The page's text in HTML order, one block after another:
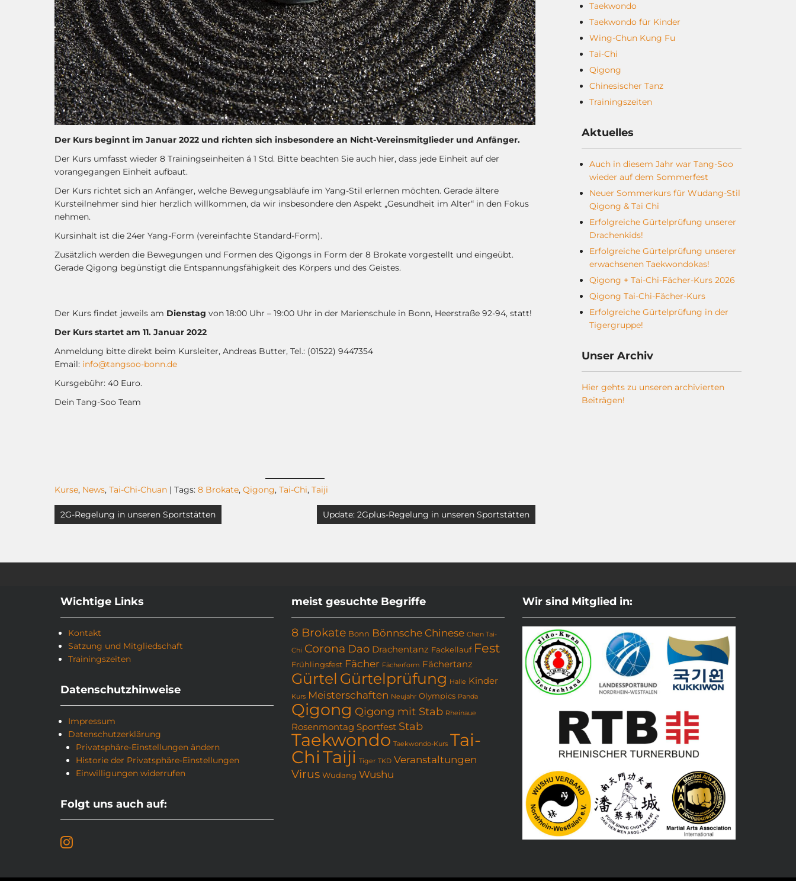
Der Kurs beginnt im Januar 2022 und richten sich insbesondere an Nicht-Vereinsmitglieder und Anfänger.
Der Kurs umfasst wieder 8 Trainingseinheiten á 1 Std. Bitte beachten Sie auch hier, dass jede Einheit auf der
vorangegangen Einheit aufbaut.
Der Kurs richtet sich an Anfänger, welche Bewegungsabläufe im Yang-Stil erlernen möchten. Gerade ältere
Kursteilnehmer sind hier herzlich willkommen, da wir insbesondere den Aspekt „Gesundheit im Alter“ in den Fokus
nehmen.
Kursinhalt ist die 24er Yang-Form (vereinfachte Standard-Form).
Zusätzlich werden die Bewegungen und Formen des Qigongs in Form der 8 Brokate vorgestellt und eingeübt.
Gerade Qigong begünstigt die Entspannungsfähigkeit des Körpers und des Geistes.
Der Kurs findet jeweils am Dienstag von 18:00 Uhr – 19:00 Uhr in der Marienschule in Bonn, Heerstraße 92-94, statt!
Der Kurs startet am 11. Januar 2022
Anmeldung bitte direkt beim Kursleiter, Andreas Butter, Tel.: (01522) 9447354
Email: info@tangsoo-bonn.de
Kursgebühr: 40 Euro.
Dein Tang-Soo Team
Kurse, News, Tai-Chi-Chuan | Tags: 8 Brokate, Qigong, Tai-Chi, Taiji
Beitragsnavigation
2G-Regelung in unseren Sportstätten Update: 2Gplus-Regelung in unseren Sportstätten
Taekwondo
Taekwondo für Kinder
Wing-Chun Kung Fu
Tai-Chi
Qigong
Chinesischer Tanz
Trainingszeiten
Aktuelles
Auch in diesem Jahr war Tang-Soo
wieder auf dem Sommerfest
Neuer Sommerkurs für Wudang-Stil
Qigong & Tai Chi
Erfolgreiche Gürtelprüfung unserer
Drachenkids!
Erfolgreiche Gürtelprüfung unserer
erwachsenen Taekwondokas!
Qigong + Tai-Chi-Fächer-Kurs 2026
Qigong Tai-Chi-Fächer-Kurs
Erfolgreiche Gürtelprüfung in der
Tigergruppe!
Unser Archiv
Hier gehts zu unseren archivierten
Beiträgen!
Wichtige Links
Kontakt
Satzung und Mitgliedschaft
Trainingszeiten
Datenschutzhinweise
Impressum
Datenschutzerklärung
Privatsphäre-Einstellungen ändern
Historie der Privatsphäre-Einstellungen
Einwilligungen widerrufen
Folgt uns auch auf:
meist gesuchte Begriffe
8 Brokate Bonn Bönnsche Chinese Chen Tai-
Chi Corona Dao Drachentanz Fackellauf Fest
Frühlingsfest Fächer Fächerform Fächertanz
Gürtel Gürtelprüfung Halle Kinder
Kurs Meisterschaften Neujahr Olympics Panda
Qigong Qigong mit Stab Rheinaue
Rosenmontag Sportfest Stab
Taekwondo Taekwondo-Kurs Tai-
ChiTaiji Tiger TKD Veranstaltungen
Virus Wudang Wushu
Wir sind Mitglied in: